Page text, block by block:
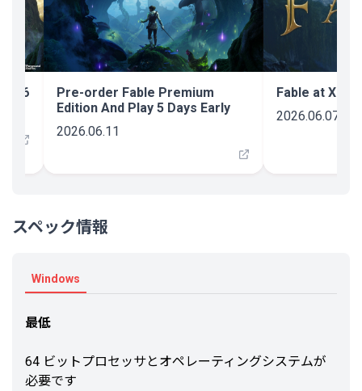
Pre-order Fable Premium
Edition And Play 5 Days Early
2026.06.11
Fable at
2026.06.07
スペック情報
Windows
最低
64 ビットプロセッサとオペレーティングシステムが
必要です